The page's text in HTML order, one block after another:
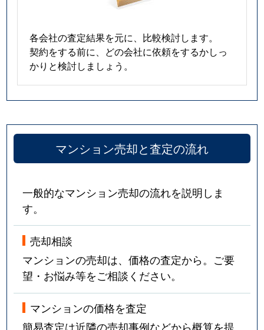
各会社の査定結果を元に、比較検討します。
契約をする前に、どの会社に依頼をするかしっ
かりと検討しましょう。
マンション売却と査定の流れ
一般的なマンション売却の流れを説明しま
す。
売却相談
マンションの売却は、価格の査定から。ご要
望・お悩み等をご相談ください。
マンションの価格を査定
簡易査定は近隣の売却事例などから概算を提